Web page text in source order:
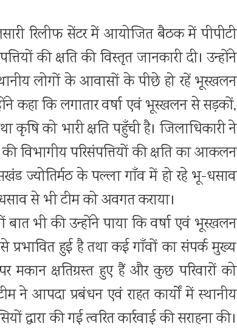
रिलीफ सेंटर में आयोजित बैठक में पीपीटी
की क्षति की विस्तृत जानकारी दी। उन्होंने
लोगों के आवासों के पीछे हो रहें भूस्खलन
कहा कि लगातार वर्षा एवं भूस्खलन से सड़कों,
को भारी क्षति पहुँची है। जिलाधिकारी ने
विभागीय परिसंपत्तियों की क्षति का आकलन
ज्योतिर्मठ के पल्ला गाँव में हो रहे भू-धसाव
धसाव से भी टीम को अवगत कराया।
बात भी की उन्होंने पाया कि वर्षा एवं भूस्खलन
हुई है तथा कई गाँवों का संपर्क मुख्य
मकान क्षतिग्रस्त हुए हैं और कुछ परिवारों को
ने आपदा प्रबंधन एवं राहत कार्यों में स्थानीय
की गई त्वरित कार्रवाई की सराहना की।